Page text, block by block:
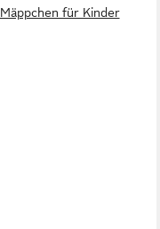
Mäppchen für Kinder